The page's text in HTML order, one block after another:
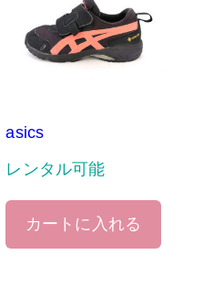
asics
レンタル可能
カートに入れる